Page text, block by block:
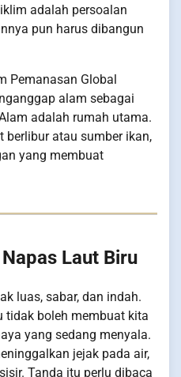
adalah persoalan
pun harus dibangun
Pemanasan Global
alam sebagai
adalah rumah utama.
berlibur atau sumber ikan,
yang membuat
Laut Biru
luas, sabar, dan indah.
tidak boleh membuat kita
yang sedang menyala.
jejak pada air,
Tanda itu perlu dibaca